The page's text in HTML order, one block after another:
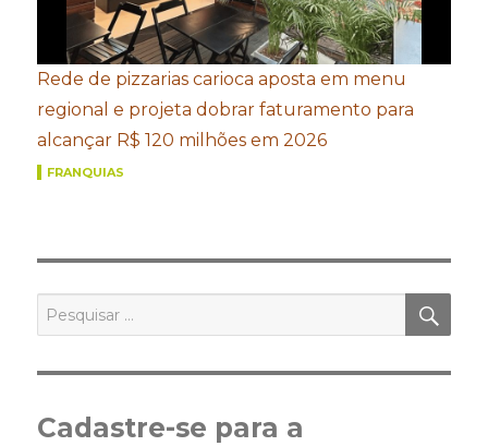
Rede de pizzarias carioca aposta em menu
regional e projeta dobrar faturamento para
alcançar R$ 120 milhões em 2026
FRANQUIAS
por:
Cadastre-se para a